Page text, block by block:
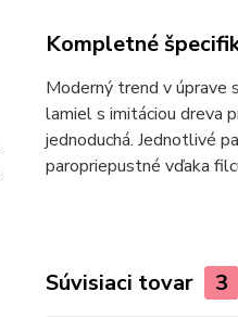
Kompletné
Moderný trend v úprave
lamiel s imitáciou dreva
jednoduchá. Jednotlivé
paropriepustné vďaka
Súvisiaci tovar 3